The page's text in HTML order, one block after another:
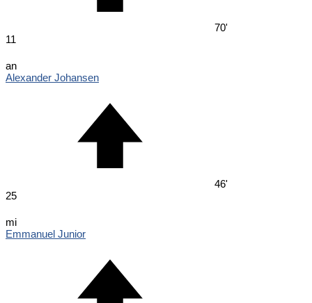
70'
11
an
Alexander Johansen
46'
25
mi
Emmanuel Junior